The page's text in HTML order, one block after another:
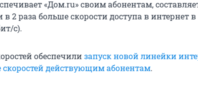
«Дом.ru» своим абонентам,
2 раза больше скорости доступа в интернет
c).
обеспечилизапуск новой линейки
скоростей действующим абонентам.